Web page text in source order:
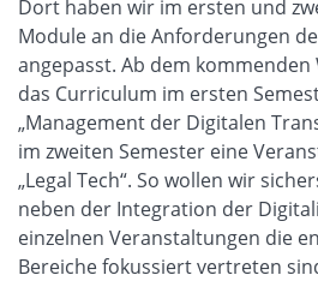
Dort haben wir im ersten und
Module an die Anforderungen
angepasst. Ab dem
das Curriculum im ersten
„Management der Digitalen
im zweiten Semester eine
„Legal Tech“. So wollen wir
neben der Integration der
einzelnen Veranstaltungen die
Bereiche fokussiert vertreten